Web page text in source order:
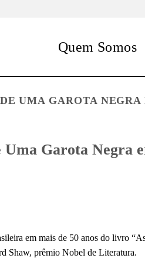
Quem Somos
UMA GAROTA NEGRA
Garota Negra
em mais de 50 anos do livro
Shaw, prêmio Nobel de Literatura.